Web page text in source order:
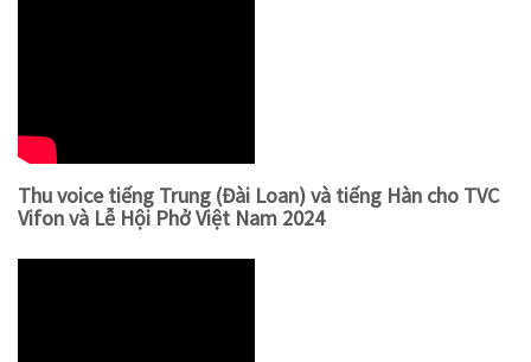
Thu voice tiếng Trung (Đài Loan) và tiếng Hàn cho TVC
Vifon và Lễ Hội Phở Việt Nam 2024